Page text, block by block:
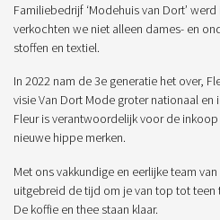
Familiebedrijf ‘Modehuis van Dort’
verkochten we niet alleen dames- en
stoffen en textiel.
In 2022 nam de 3e generatie het over,
visie Van Dort Mode groter nationaal
Fleur is verantwoordelijk voor de
nieuwe hippe merken.
Met ons vakkundige en eerlijke team
uitgebreid de tijd om je van top tot teen
De koffie en thee staan klaar.